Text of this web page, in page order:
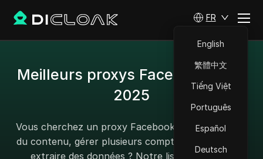
FR
English
繁體中文
Tiếng Việt
Português
Español
Deutsch
Meilleurs proxys Facebook pour
2025
Vous cherchez un proxy Facebook pour débloquer
du contenu, gérer plusieurs comptes Facebook ou
extraire des données ? Notre liste de proxies